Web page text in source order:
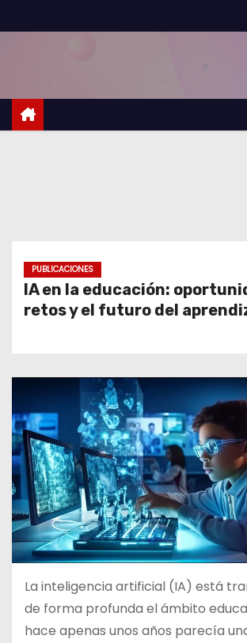
a
r
PUBLICACIONES
IA en la educación:
retos y el futuro del
La inteligencia artificial (IA) está
de forma profunda el ámbito
hace apenas unos años parecía